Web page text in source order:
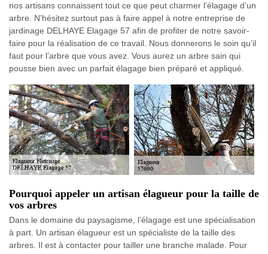
nos artisans connaissent tout ce que peut charmer l’élagage d’un
arbre. N’hésitez surtout pas à faire appel à notre entreprise de
jardinage DELHAYE Elagage 57 afin de profiter de notre savoir-
faire pour la réalisation de ce travail. Nous donnerons le soin qu’il
faut pour l’arbre que vous avez. Vous aurez un arbre sain qui
pousse bien avec un parfait élagage bien préparé et appliqué.
Pourquoi appeler un artisan élagueur pour la taille de
vos arbres
Dans le domaine du paysagisme, l’élagage est une spécialisation
à part. Un artisan élagueur est un spécialiste de la taille des
arbres. Il est à contacter pour tailler une branche malade. Pour